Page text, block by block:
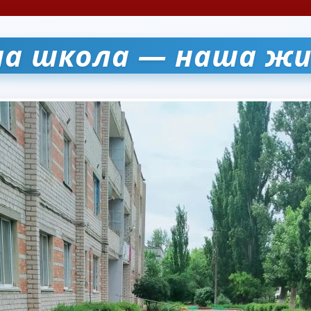
школа — наша